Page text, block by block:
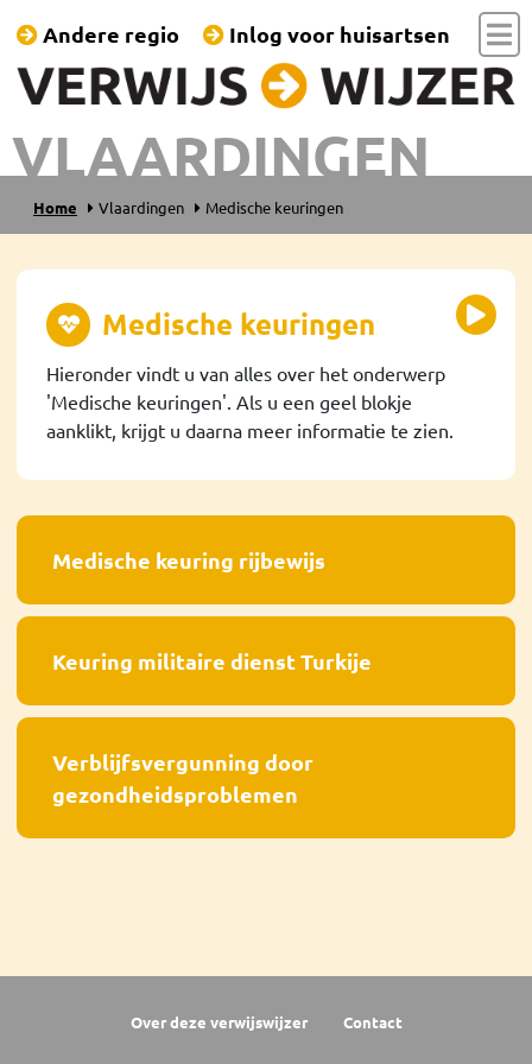
VLAARDINGEN
Andere regio Inlog voor huisartsen
Home Vlaardingen Medische keuringen
Medische keuringen
Hieronder vindt u van alles over het onderwerp
'Medische keuringen'. Als u een geel blokje
aanklikt, krijgt u daarna meer informatie te zien.
Medische keuring rijbewijs
Keuring militaire dienst Turkije
Verblijfsvergunning door
gezondheidsproblemen
Over deze verwijswijzer Contact